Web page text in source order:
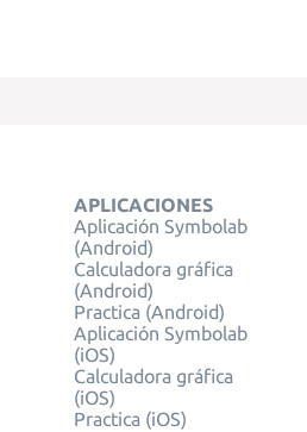
APLICACIONES
Aplicación Symbolab
(Android)
Calculadora gráfica
(Android)
Practica (Android)
Aplicación Symbolab
(iOS)
Calculadora gráfica
(iOS)
Practica (iOS)